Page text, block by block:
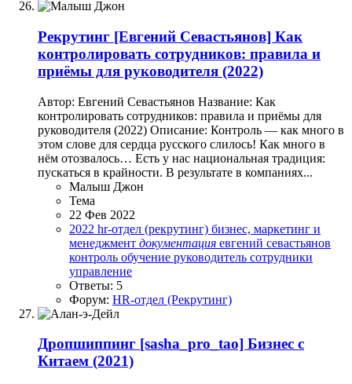
Рекрутинг [Евгений Севастьянов] Как
контролировать сотрудников: правила и
приёмы для руководителя (2022)
Автор: Евгений Севастьянов Название: Как
контролировать сотрудников: правила и приёмы для
руководителя (2022) Описание: Контроль — как много в
этом слове для сердца русского слилось! Как много в
нём отозвалось… Есть у нас национальная традиция:
пускаться в крайности. В результате в компаниях...
Малыш Джон
Тема
22 Фев 2022
2022 hr-отдел (рекрутинг) бизнес, маркетинг и
менеджмент документация евгений севастьянов
контроль обучение руководитель сотрудники
управление
Ответы: 5
Форум: HR-отдел (Рекрутинг)
Дропшиппинг [sasha_pro_tao] Бизнес с
Китаем (2021)